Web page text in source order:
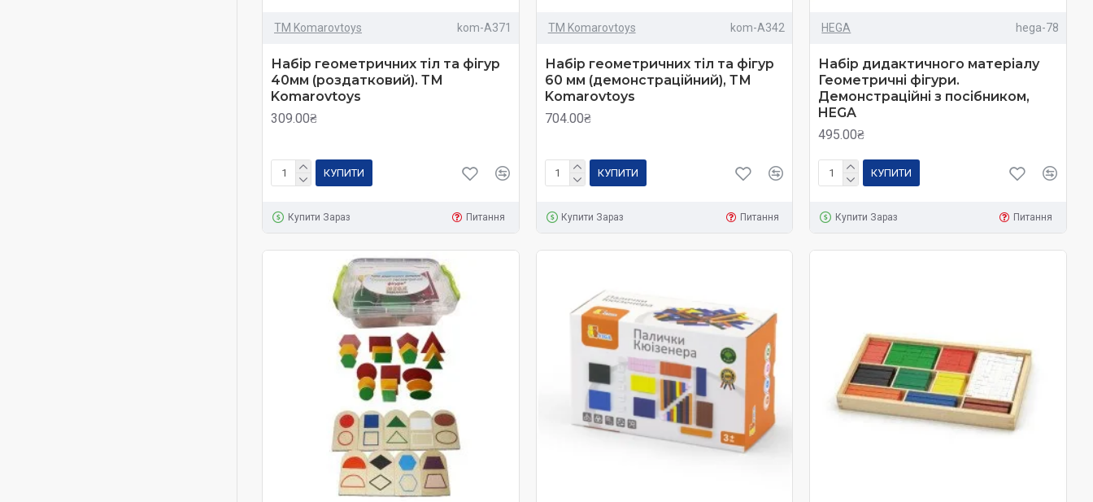
ТМ Komarovtoys kom-A371
Набір геометричних тіл та фігур
40мм (роздатковий). ТМ
Komarovtoys
309.00₴
КУПИТИ
Купити Зараз Питання
ТМ Komarovtoys kom-A342
Набір геометричних тіл та фігур
60 мм (демонстраційний), ТМ
Komarovtoys
704.00₴
КУПИТИ
Купити Зараз Питання
HEGA hega-78
Набір дидактичного матеріалу
Геометричні фігури.
Демонстраційні з посібником,
HEGA
495.00₴
КУПИТИ
Купити Зараз Питання